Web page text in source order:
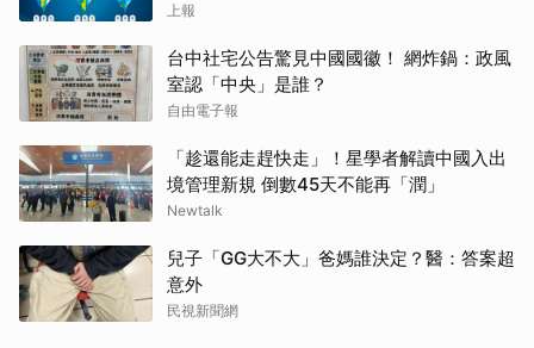
上報
台中社宅公告驚見中國國徽！ 網炸鍋：政風
室認「中央」是誰？
自由電子報
「趁還能走趕快走」！星學者解讀中國入出
境管理新規 倒數45天不能再「潤」
Newtalk
兒子「GG大不大」爸媽誰決定？醫：答案超
意外
民視新聞網